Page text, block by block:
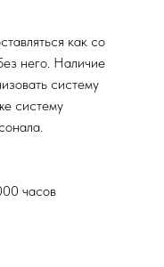
как со
него. Наличие
систему
систему
часов